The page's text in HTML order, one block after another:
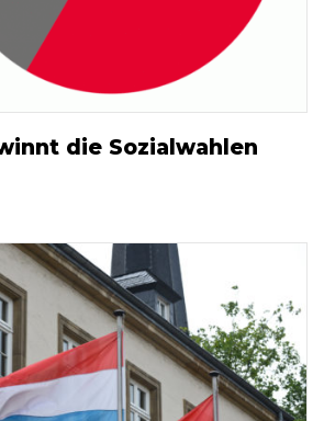
die Sozialwahlen